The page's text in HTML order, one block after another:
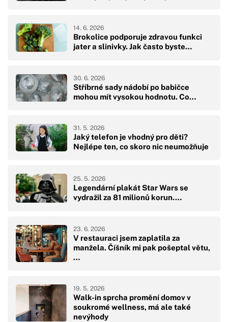
Brokolice podporuje zdravou funkci
jater a slinivky. Jak často byste…
14. 6. 2026
Stříbrné sady nádobí po babičce
mohou mít vysokou hodnotu. Co…
30. 6. 2026
Jaký telefon je vhodný pro děti?
Nejlépe ten, co skoro nic neumožňuje
31. 5. 2026
Legendární plakát Star Wars se
vydražil za 81 milionů korun.…
25. 5. 2026
V restauraci jsem zaplatila za
manžela. Číšník mi pak pošeptal větu,
…
23. 6. 2026
Walk-in sprcha promění domov v
soukromé wellness, má ale také
nevýhody
19. 5. 2026